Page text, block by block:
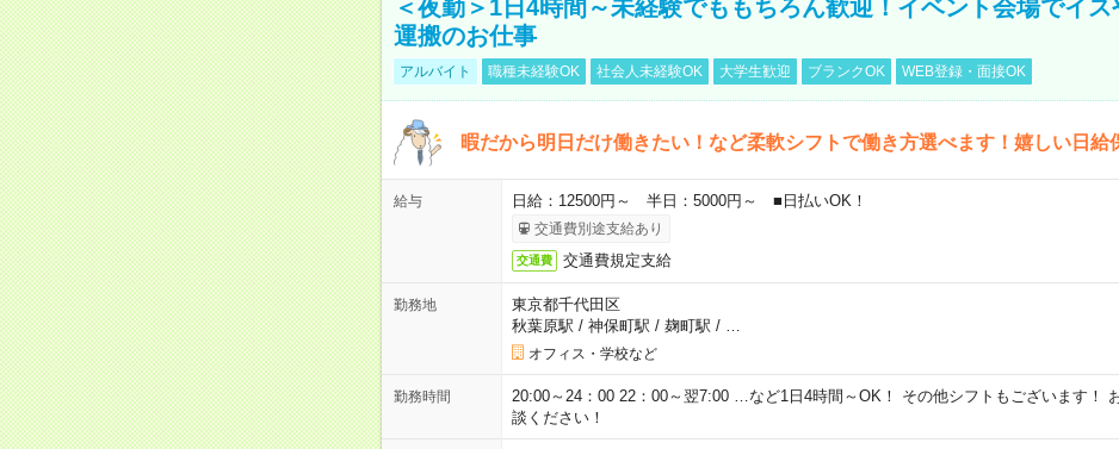
＜夜勤＞1日4時間～未経験でももちろん歓迎！イベント会場でイス
運搬のお仕事
アルバイト 職種未経験OK 社会人未経験OK 大学生歓迎 ブランクOK WEB登録・面接OK
暇だから明日だけ働きたい！など柔軟シフトで働き方選べます！嬉しい日給
給与 日給：12500円～ 半日：5000円～ ■日払いOK！
交通費別途支給あり
交通費 交通費規定支給
勤務地
東京都千代田区
秋葉原駅 / 神保町駅 / 麹町駅 /
オフィス・学校など
勤務時間
20:00～24：00 22：00～翌7:00 …など1日4時間～OK！ その他シフトもございます！
談ください！